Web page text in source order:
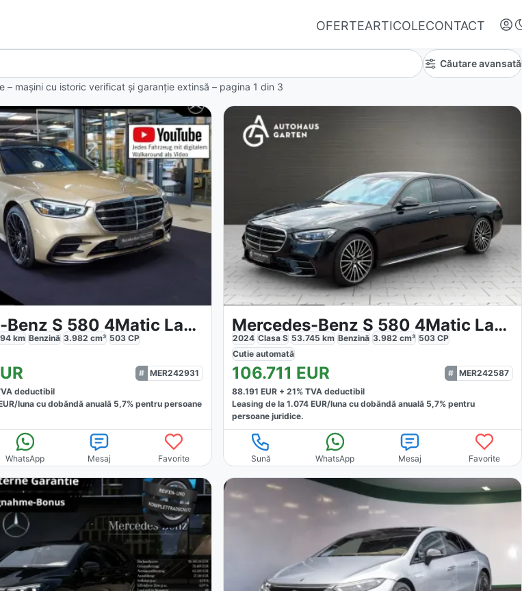
OFERTEARTICOLECONTACT
Autentifică-te
Nu ai oferte favorite
Căutare avansată
– mașini cu istoric verificat și garanție extinsă – pagina 1 din 3
Mercedes-Benz S 580 4Matic Lang AMG Line Night Exklusiv
km Benzină 3.982 cm³ 503 CP
MER242931
deductibil
luna cu dobăndă anuală 5,7% pentru persoane
WhatsApp Mesaj Favorite
Mercedes-Benz S 580 4Matic Lang AMG
2024 Clasa S 53.745 km Benzină 3.982 cm³ 503CP
Cutie automată
106.711 EUR
MER242587
88.191 EUR + 21% TVA deductibil
Leasing de la 1.074EUR/lunacu dobăndă anuală 5,7% pentru
persoane juridice.
Sună WhatsApp Mesaj Favorite